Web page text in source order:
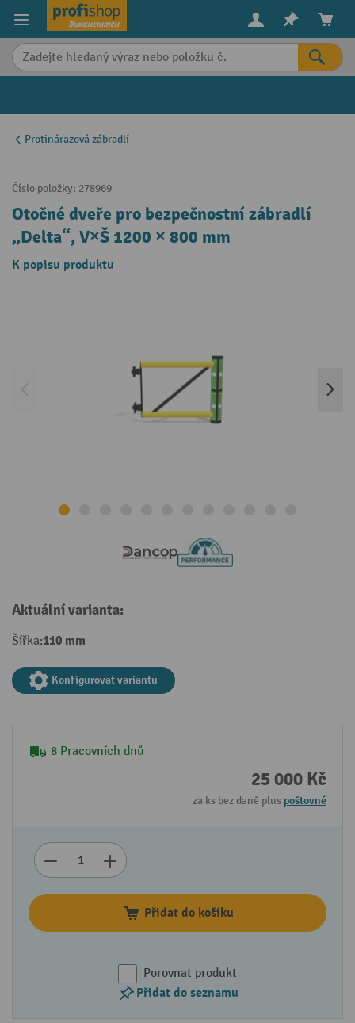
content
Protinárazová zábradlí
Číslo položky: 278969
Otočné dveře pro bezpečnostní zábradlí
„Delta“, V×Š 1200 × 800 mm
K popisu produktu
Aktuální varianta:
Šířka:110 mm
Konfigurovat variantu
8 Pracovních dnů
25 000 Kč
za ks bez daně plus poštovné
Přidat do košíku
Porovnat produkt
Přidat do seznamu